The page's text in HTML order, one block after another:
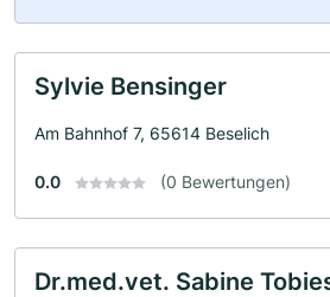
Sylvie Bensinger
Am Bahnhof 7, 65614 Beselich
0.0 (0 Bewertungen)
Dr.med.vet. Sabine